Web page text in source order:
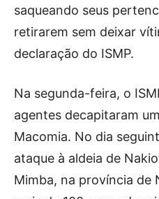
saqueando seus
retirarem sem deixar
declaração do ISMP.
Na segunda-feira, o
agentes decapitaram
Macomia. No dia
ataque à aldeia de
Mimba, na província de